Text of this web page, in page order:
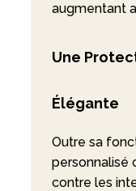
augmentant
Une
Élégante
Outre sa
personnalisé
contre les